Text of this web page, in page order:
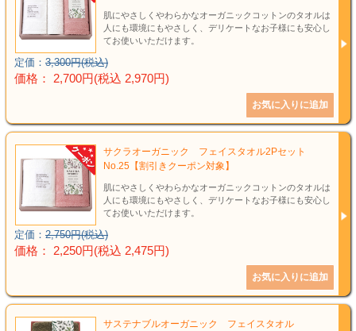
肌にやさしくやわらかなオーガニックコットンのタオルは
人にも環境にもやさしく、デリケートなお子様にも安心し
てお使いいただけます。
定価： 3,300円(税込)
価格： 2,700円(税込 2,970円)
サクラオーガニック フェイスタオル2Pセット
No.25【割引きクーポン対象】
肌にやさしくやわらかなオーガニックコットンのタオルは
人にも環境にもやさしく、デリケートなお子様にも安心し
てお使いいただけます。
定価： 2,750円(税込)
価格： 2,250円(税込 2,475円)
サステナブルオーガニック フェイスタオル